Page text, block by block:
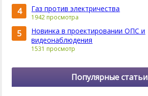
4 Газ против электричества
1942 просмотра
5
Новинка в проектировании ОПС и
видеонаблюдения
1531 просмотр
Популярные статьи